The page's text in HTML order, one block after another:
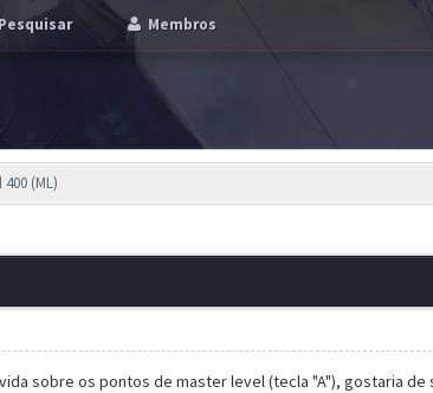
Pesquisar Membros
400 (ML)
sobre os pontos de master level (tecla "A"), gostaria